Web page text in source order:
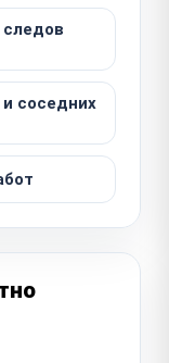
следов
соседних